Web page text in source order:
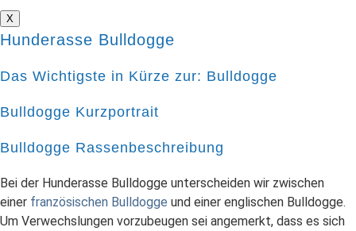
X
Hunderasse Bulldogge
Das Wichtigste in Kürze zur: Bulldogge
Bulldogge Kurzportrait
Bulldogge Rassenbeschreibung
Bei der Hunderasse Bulldogge unterscheiden wir zwischen
einer französischen Bulldogge und einer englischen Bulldogge.
Um Verwechslungen vorzubeugen sei angemerkt, dass es sich